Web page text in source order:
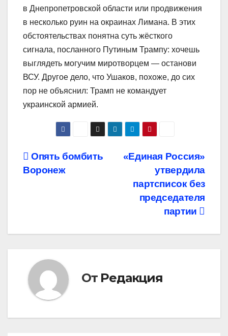
в Днепропетровской области или продвижения
в несколько руин на окраинах Лимана. В этих
обстоятельствах понятна суть жёсткого
сигнала, посланного Путиным Трампу: хочешь
выглядеть могучим миротворцем — останови
ВСУ. Другое дело, что Ушаков, похоже, до сих
пор не объяснил: Трамп не командует
украинской армией.
Навигация
по
«Единая Россия»
утвердила
партсписок без
председателя
партии
Опять бомбить
Воронеж
От Редакция